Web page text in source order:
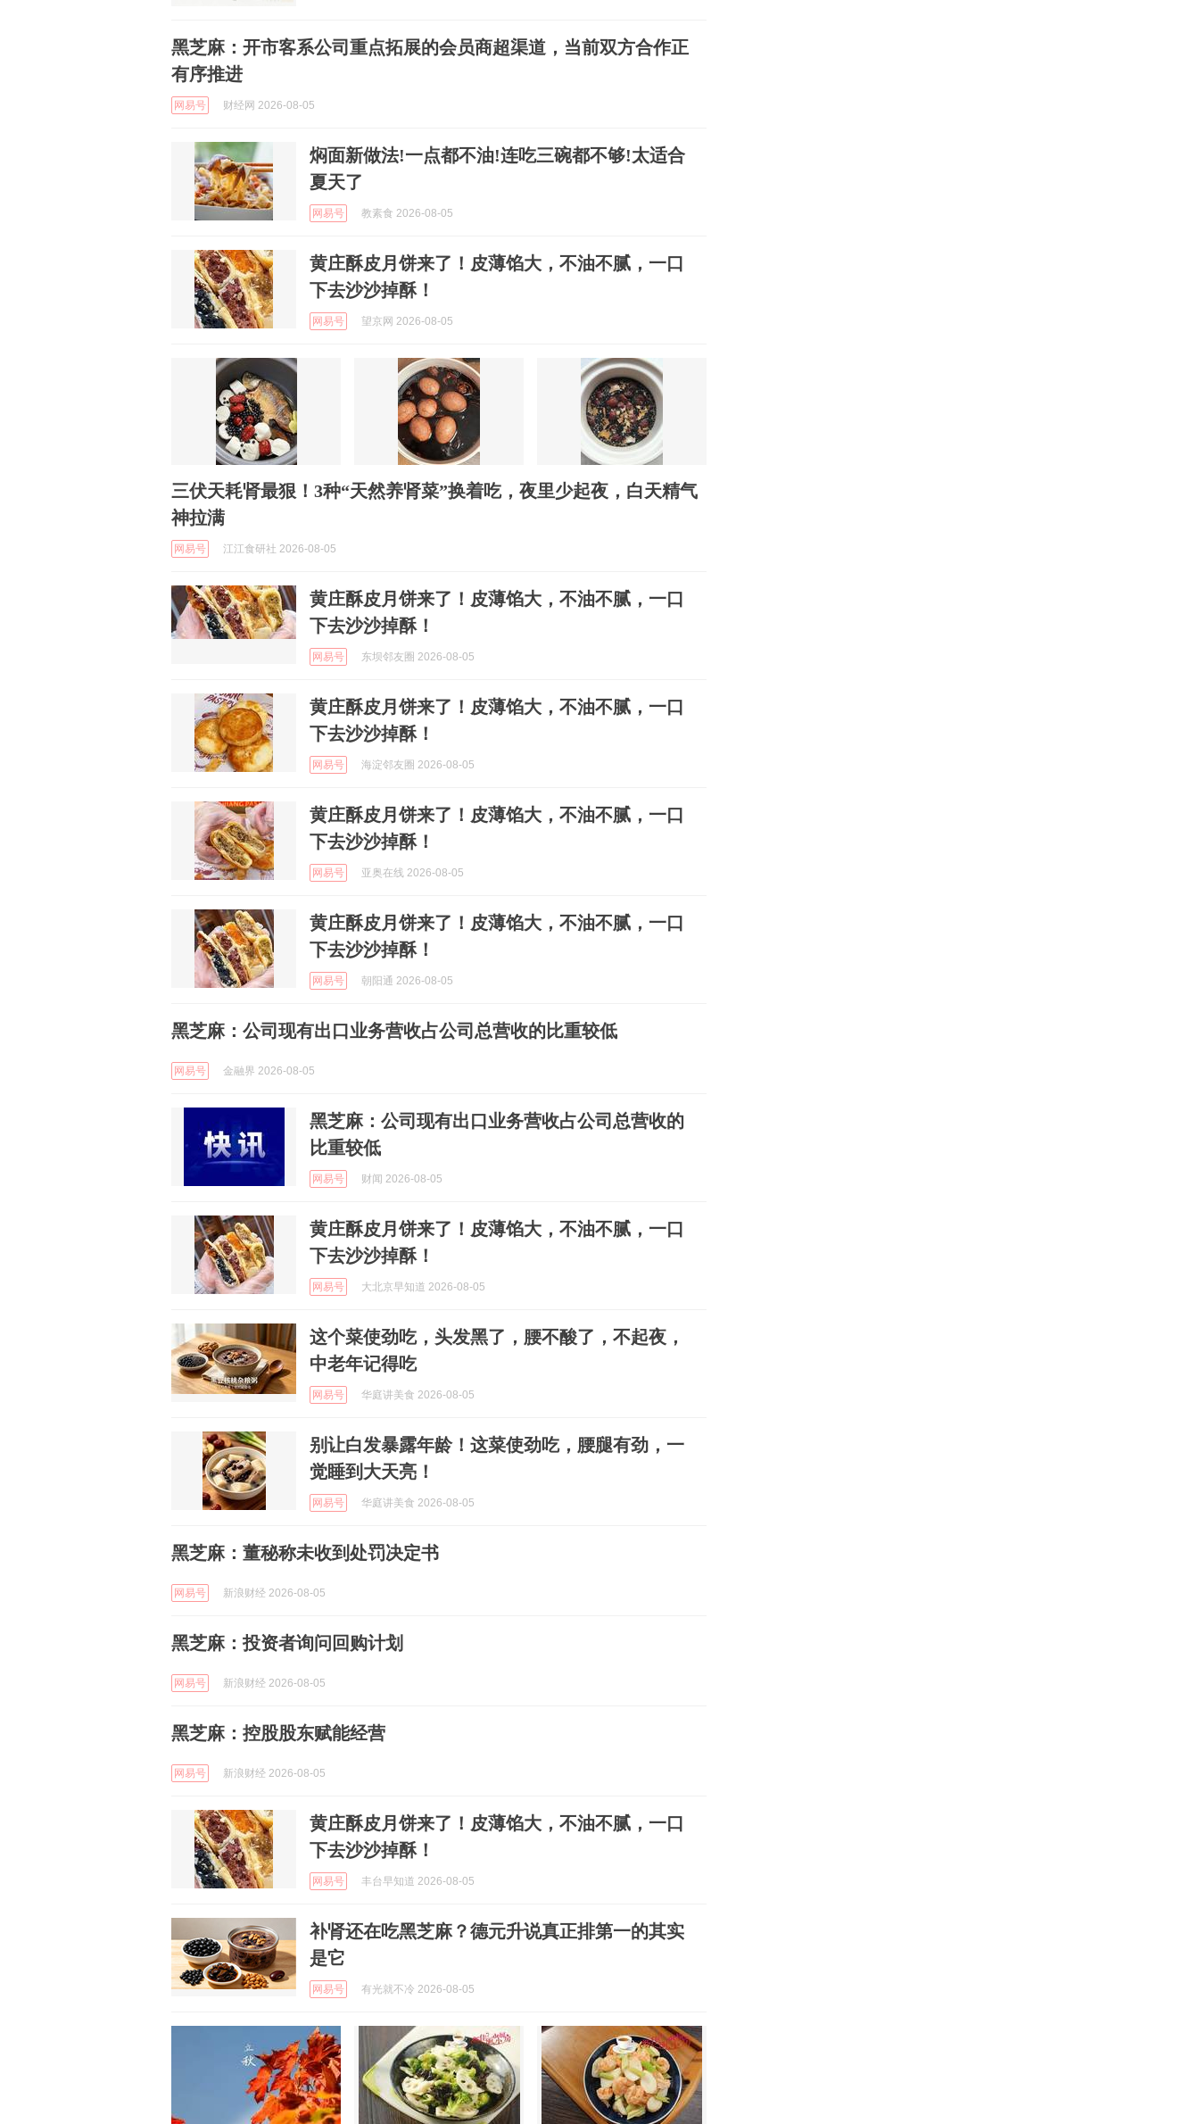
黑芝麻：开市客系公司重点拓展的会员商超渠道，当前双方合作正
有序推进
网易号 财经网 2026-08-05
焖面新做法!一点都不油!连吃三碗都不够!太适合
夏天了
网易号 教素食 2026-08-05
黄庄酥皮月饼来了！皮薄馅大，不油不腻，一口
下去沙沙掉酥！
网易号 望京网 2026-08-05
三伏天耗肾最狠！3种“天然养肾菜”换着吃，夜里少起夜，白天精气
神拉满
网易号 江江食研社 2026-08-05
黄庄酥皮月饼来了！皮薄馅大，不油不腻，一口
下去沙沙掉酥！
网易号 东坝邻友圈 2026-08-05
黄庄酥皮月饼来了！皮薄馅大，不油不腻，一口
下去沙沙掉酥！
网易号 海淀邻友圈 2026-08-05
黄庄酥皮月饼来了！皮薄馅大，不油不腻，一口
下去沙沙掉酥！
网易号 亚奥在线 2026-08-05
黄庄酥皮月饼来了！皮薄馅大，不油不腻，一口
下去沙沙掉酥！
网易号 朝阳通 2026-08-05
黑芝麻：公司现有出口业务营收占公司总营收的比重较低
网易号 金融界 2026-08-05
黑芝麻：公司现有出口业务营收占公司总营收的
比重较低
网易号 财闻 2026-08-05
黄庄酥皮月饼来了！皮薄馅大，不油不腻，一口
下去沙沙掉酥！
网易号 大北京早知道 2026-08-05
这个菜使劲吃，头发黑了，腰不酸了，不起夜，
中老年记得吃
网易号 华庭讲美食 2026-08-05
别让白发暴露年龄！这菜使劲吃，腰腿有劲，一
觉睡到大天亮！
网易号 华庭讲美食 2026-08-05
黑芝麻：董秘称未收到处罚决定书
网易号 新浪财经 2026-08-05
黑芝麻：投资者询问回购计划
网易号 新浪财经 2026-08-05
黑芝麻：控股股东赋能经营
网易号 新浪财经 2026-08-05
黄庄酥皮月饼来了！皮薄馅大，不油不腻，一口
下去沙沙掉酥！
网易号 丰台早知道 2026-08-05
补肾还在吃黑芝麻？德元升说真正排第一的其实
是它
网易号 有光就不冷 2026-08-05